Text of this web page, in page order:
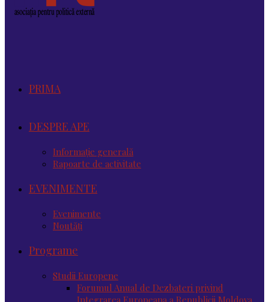
PRIMA
DESPRE APE
Informație generală
Rapoarte de activitate
EVENIMENTE
Evenimente
Noutăţi
Programe
Studii Europene
Forumul Anual de Dezbateri privind
Integrarea Europeana a Republicii Moldova